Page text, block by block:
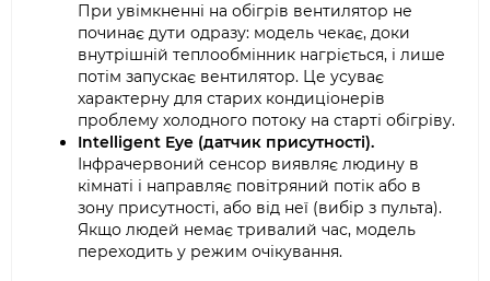
При увімкненні на обігрів вентилятор не
починає дути одразу: модель чекає, доки
внутрішній теплообмінник нагріється, і лише
потім запускає вентилятор. Це усуває
характерну для старих кондиціонерів
проблему холодного потоку на старті обігріву.
Intelligent Eye (датчик присутності).
Інфрачервоний сенсор виявляє людину в
кімнаті і направляє повітряний потік або в
зону присутності, або від неї (вибір з пульта).
Якщо людей немає тривалий час, модель
переходить у режим очікування.